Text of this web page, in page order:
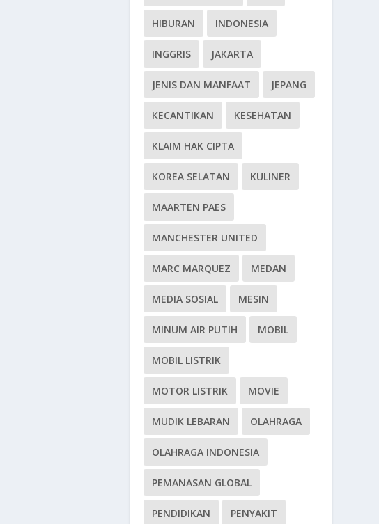
HIBURAN INDONESIA
INGGRIS JAKARTA
JENIS DAN MANFAAT JEPANG
KECANTIKAN KESEHATAN
KLAIM HAK CIPTA
KOREA SELATAN KULINER
MAARTEN PAES
MANCHESTER UNITED
MARC MARQUEZ MEDAN
MEDIA SOSIAL MESIN
MINUM AIR PUTIH MOBIL
MOBIL LISTRIK
MOTOR LISTRIK MOVIE
MUDIK LEBARAN OLAHRAGA
OLAHRAGA INDONESIA
PEMANASAN GLOBAL
PENDIDIKAN PENYAKIT